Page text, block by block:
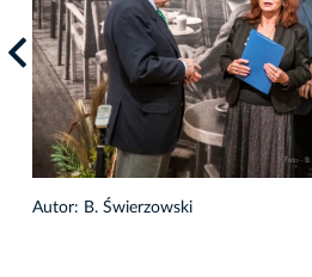
Autor: B. Świerzowski